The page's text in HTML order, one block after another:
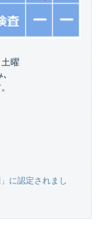
曜
に認定されまし